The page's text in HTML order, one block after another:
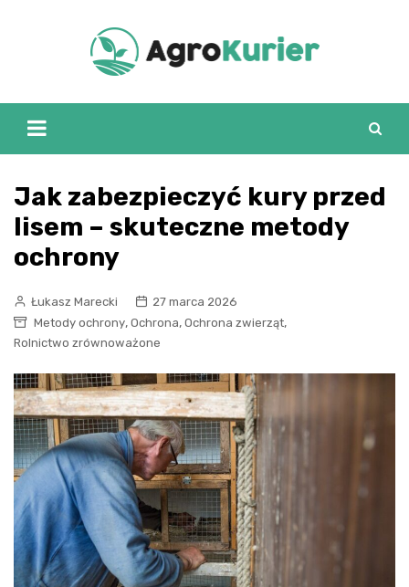
Jak zabezpieczyć kury przed
lisem – skuteczne metody
ochrony
Łukasz Marecki
27 marca 2026
Metody ochrony, Ochrona, Ochrona zwierząt,
Rolnictwo zrównoważone